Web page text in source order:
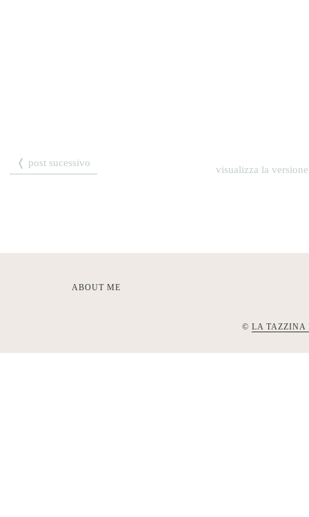
❬ post sucessivo
visualizza la
ABOUT ME
© LA TAZZINA